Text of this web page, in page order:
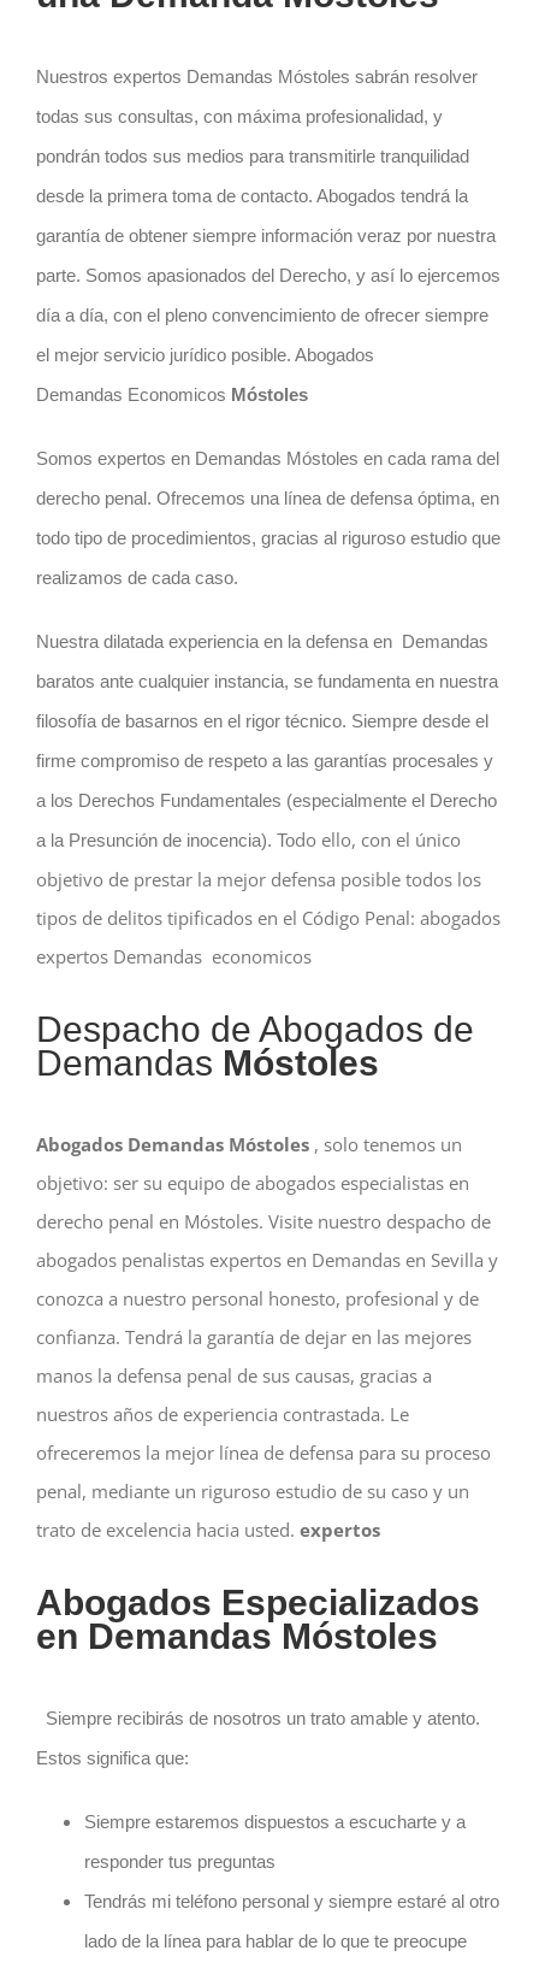
Nuestros expertos Demandas Móstoles sabrán resolver
todas sus consultas, con máxima profesionalidad, y
pondrán todos sus medios para transmitirle tranquilidad
desde la primera toma de contacto. Abogados tendrá la
garantía de obtener siempre información veraz por nuestra
parte. Somos apasionados del Derecho, y así lo ejercemos
día a día, con el pleno convencimiento de ofrecer siempre
el mejor servicio jurídico posible. Abogados
Demandas Economicos Móstoles
Somos expertos en Demandas Móstoles en cada rama del
derecho penal. Ofrecemos una línea de defensa óptima, en
todo tipo de procedimientos, gracias al riguroso estudio que
realizamos de cada caso.
Nuestra dilatada experiencia en la defensa en Demandas
baratos ante cualquier instancia, se fundamenta en nuestra
filosofía de basarnos en el rigor técnico. Siempre desde el
firme compromiso de respeto a las garantías procesales y
a los Derechos Fundamentales (especialmente el Derecho
a la Presunción de inocencia). Todo ello, con el único
objetivo de prestar la mejor defensa posible todos los
tipos de delitos tipificados en el Código Penal: abogados
expertos Demandas economicos
Despacho de Abogados de
Demandas Móstoles
Abogados Demandas Móstoles , solo tenemos un
objetivo: ser su equipo de abogados especialistas en
derecho penal en Móstoles. Visite nuestro despacho de
abogados penalistas expertos en Demandas en Sevilla y
conozca a nuestro personal honesto, profesional y de
confianza. Tendrá la garantía de dejar en las mejores
manos la defensa penal de sus causas, gracias a
nuestros años de experiencia contrastada. Le
ofreceremos la mejor línea de defensa para su proceso
penal, mediante un riguroso estudio de su caso y un
trato de excelencia hacia usted. expertos
Abogados Especializados
en DemandasMóstoles
Siempre recibirás de nosotros un trato amable y atento.
Estos significa que:
Siempre estaremos dispuestos a escucharte y a
responder tus preguntas
Tendrás mi teléfono personal y siempre estaré al otro
lado de la línea para hablar de lo que te preocupe